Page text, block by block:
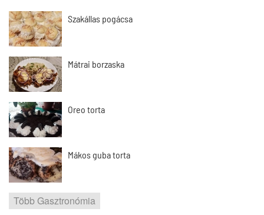
Szakállas pogácsa
Mátrai borzaska
Oreo torta
Mákos guba torta
Több Gasztronómia